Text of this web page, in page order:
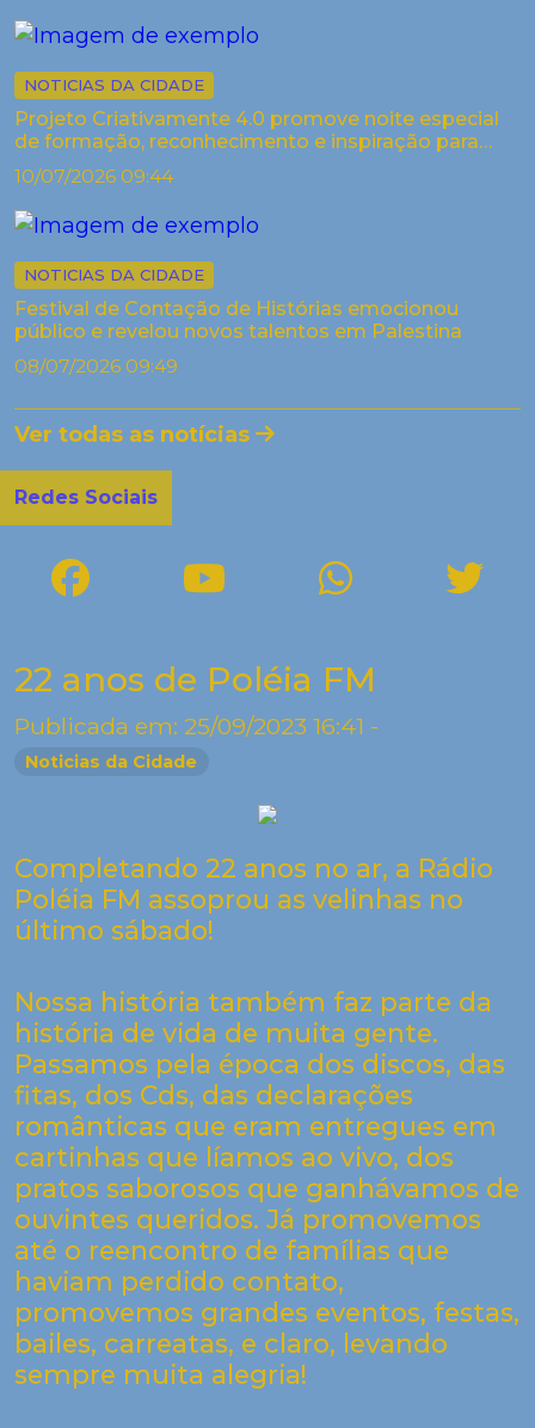
NOTICIAS DA CIDADE
Projeto Criativamente 4.0 promove noite especial
de formação, reconhecimento e inspiração para
artistas de Palestina
10/07/2026 09:44
NOTICIAS DA CIDADE
Festival de Contação de Histórias emocionou
público e revelou novos talentos em Palestina
08/07/2026 09:49
Ver todas as notícias
Redes Sociais
22 anos de Poléia FM
Publicada em: 25/09/2023 16:41 -
Noticias da Cidade
Completando 22 anos no ar, a Rádio
Poléia FM assoprou as velinhas no
último sábado!
Nossa história também faz parte da
história de vida de muita gente.
Passamos pela época dos discos, das
fitas, dos Cds, das declarações
românticas que eram entregues em
cartinhas que líamos ao vivo, dos
pratos saborosos que ganhávamos de
ouvintes queridos. Já promovemos
até o reencontro de famílias que
haviam perdido contato,
promovemos grandes eventos, festas,
bailes, carreatas, e claro, levando
sempre muita alegria!